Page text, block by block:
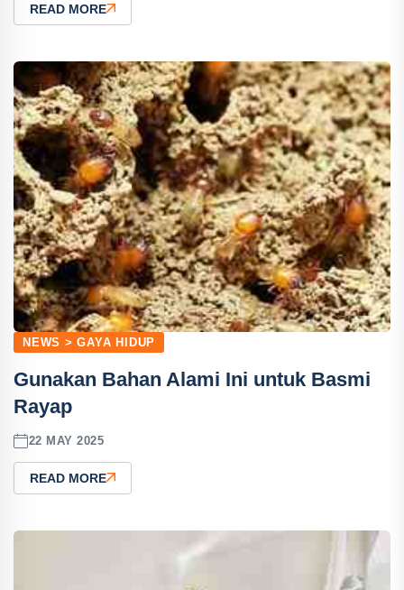
READ MORE
NEWS > GAYA HIDUP
Gunakan Bahan Alami Ini untuk Basmi
Rayap
22 MAY 2025
READ MORE